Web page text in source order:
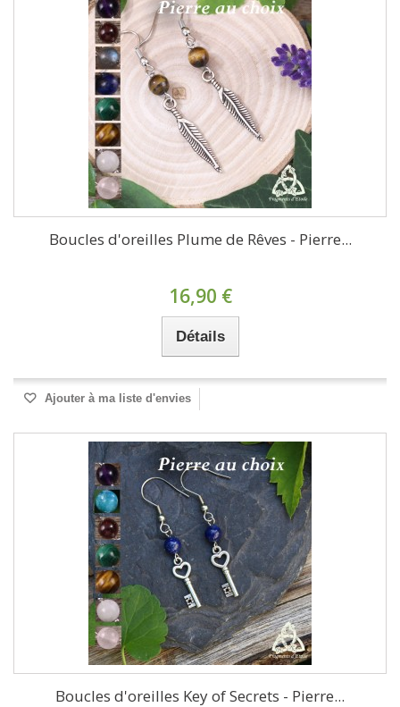
Boucles d'oreilles Plume de Rêves - Pierre...
16,90 €
Détails
Ajouter à ma liste d'envies
Boucles d'oreilles Key of Secrets - Pierre...